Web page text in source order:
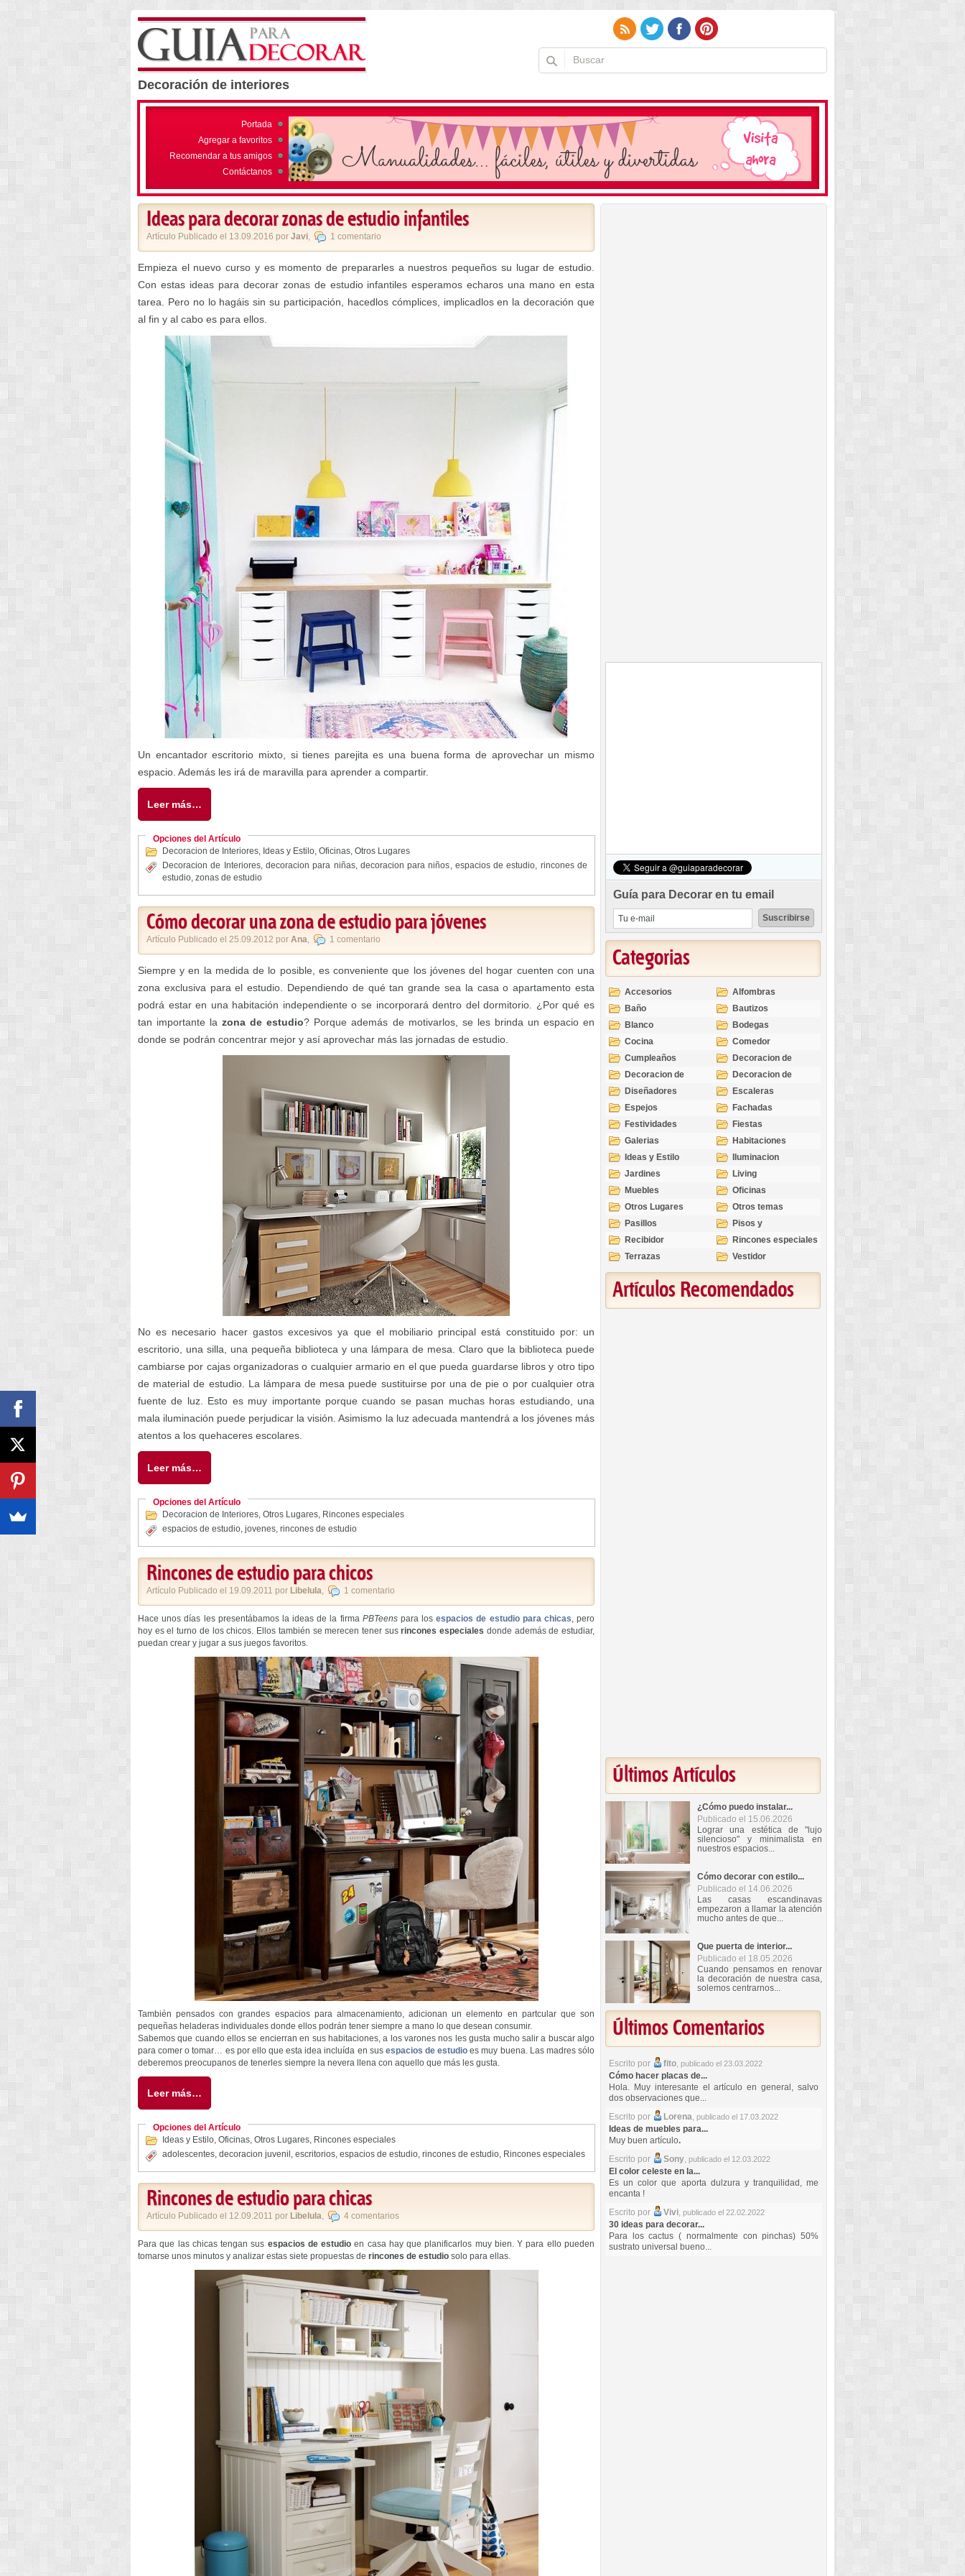
Decoración de interiores
Portada
Agregar a favoritos
Recomendar a tus amigos
Contáctanos
Ideas para decorar zonas de estudio infantiles
Artículo Publicado el 13.09.2016 por Javi, 1 comentario
Empieza el nuevo curso y es momento de prepararles a nuestros pequeños su lugar de estudio.
Con estas ideas para decorar zonas de estudio infantiles esperamos echaros una mano en esta
tarea. Pero no lo hagáis sin su participación, hacedlos cómplices, implicadlos en la decoración que
al fin y al cabo es para ellos.
Un encantador escritorio mixto, si tienes parejita es una buena forma de aprovechar un mismo
espacio. Además les irá de maravilla para aprender a compartir.
Leer más…
Opciones del Artículo
Decoracion de Interiores, Ideas y Estilo, Oficinas, Otros Lugares
Decoracion de Interiores, decoracion para niñas, decoracion para niños, espacios de estudio, rincones de
estudio, zonas de estudio
Cómo decorar una zona de estudio para jóvenes
Artículo Publicado el 25.09.2012 por Ana, 1 comentario
Siempre y en la medida de lo posible, es conveniente que los jóvenes del hogar cuenten con una
zona exclusiva para el estudio. Dependiendo de qué tan grande sea la casa o apartamento esta
podrá estar en una habitación independiente o se incorporará dentro del dormitorio. ¿Por qué es
tan importante lazona de estudio? Porque además de motivarlos, se les brinda un espacio en
donde se podrán concentrar mejor y así aprovechar más las jornadas de estudio.
No es necesario hacer gastos excesivos ya que el mobiliario principal está constituido por: un
escritorio, una silla, una pequeña biblioteca y una lámpara de mesa. Claro que la biblioteca puede
cambiarse por cajas organizadoras o cualquier armario en el que pueda guardarse libros y otro tipo
de material de estudio. La lámpara de mesa puede sustituirse por una de pie o por cualquier otra
fuente de luz. Esto es muy importante porque cuando se pasan muchas horas estudiando, una
mala iluminación puede perjudicar la visión. Asimismo la luz adecuada mantendrá a los jóvenes más
atentos a los quehaceres escolares.
Leer más…
Opciones del Artículo
Decoracion de Interiores, Otros Lugares, Rincones especiales
espacios de estudio, jovenes, rincones de estudio
Rincones de estudio para chicos
Artículo Publicado el 19.09.2011 por Libelula, 1 comentario
Hace unos días les presentábamos la ideas de la firma PBTeenspara losespacios de estudio para chicas, pero
hoy es el turno de los chicos. Ellos también se merecen tener susrincones especiales donde además de estudiar,
puedan crear y jugar a sus juegos favoritos.
También pensados con grandes espacios para almacenamiento, adicionan un elemento en partcular que son
pequeñas heladeras individuales donde ellos podrán tener siempre a mano lo que desean consumir.
Sabemos que cuando ellos se encierran en sus habitaciones, a los varones nos les gusta mucho salir a buscar algo
para comer o tomar… es por ello que esta idea incluída en sus espacios de estudio es muy buena. Las madres sólo
deberemos preocupanos de tenerles siempre la nevera llena con aquello que más les gusta.
Leer más…
Opciones del Artículo
Ideas y Estilo, Oficinas, Otros Lugares, Rincones especiales
adolescentes, decoracion juvenil , escritorios, espacios de estudio, rincones de estudio, Rincones especiales
Rincones de estudio para chicas
Artículo Publicado el 12.09.2011 por Libelula, 4 comentarios
Para que las chicas tengan sus espacios de estudio en casa hay que planificarlos muy bien. Y para ello pueden
tomarse unos minutos y analizar estas siete propuestas de rincones de estudio solo para ellas.
Guía para Decorar en tu email
Categorias
Accesorios
Alfombras
Baño
Bautizos
Blanco
Bodegas
Cocina
Comedor
Cumpleaños
Decoracion de
Exteriores
Decoracion de
Interiores
Decoracion de
Ocasiones
Diseñadores
Escaleras
Espejos
Fachadas
Festividades
Fiestas
Galerias
Habitaciones
Ideas y Estilo
Iluminacion
Jardines
Living
Muebles
Oficinas
Otros Lugares
Otros temas
Pasillos
Pisos y
revestimientos
Recibidor
Rincones especiales
Terrazas
Vestidor
Artículos Recomendados
Últimos Artículos
¿Cómo puedo instalar...
Publicado el 15.06.2026
Lograr una estética de "lujo
silencioso" y minimalista en
nuestros espacios...
Cómo decorar con estilo...
Publicado el 14.06.2026
Las casas escandinavas
empezaron a llamar la atención
mucho antes de que...
Que puerta de interior...
Publicado el 18.05.2026
Cuando pensamos en renovar
la decoración de nuestra casa,
solemos centrarnos...
Últimos Comentarios
Escrito por fito, publicado el 23.03.2022
Cómo hacer placas de...
Hola. Muy interesante el artículo en general, salvo
dos observaciones que...
Escrito por
Lorena, publicado el 17.03.2022
Ideas de muebles para...
Muy buen artículo.
Escrito por
Sony, publicado el 12.03.2022
El color celeste en la...
Es un color que aporta dulzura y tranquilidad, me
encanta !
Escrito por
Vivi, publicado el 22.02.2022
30 ideas para decorar...
Para los cactus ( normalmente con pinchas) 50%
sustrato universal bueno...